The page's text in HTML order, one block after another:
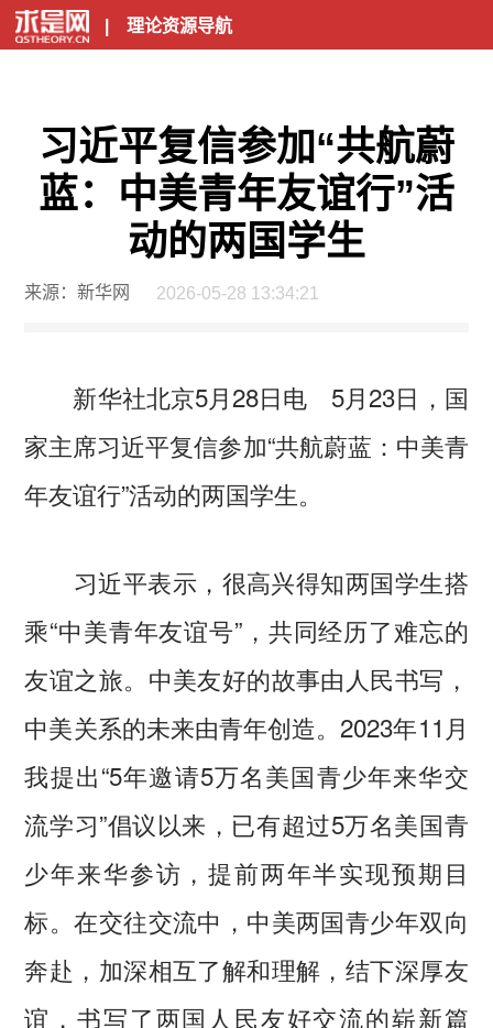
| 理论资源导航
习近平复信参加“共航蔚
蓝：中美青年友谊行”活
动的两国学生
来源：新华网 2026-05-28 13:34:21
新华社北京5月28日电 5月23日，国
家主席习近平复信参加“共航蔚蓝：中美青
年友谊行”活动的两国学生。
习近平表示，很高兴得知两国学生搭
乘“中美青年友谊号”，共同经历了难忘的
友谊之旅。中美友好的故事由人民书写，
中美关系的未来由青年创造。2023年11月
我提出“5年邀请5万名美国青少年来华交
流学习”倡议以来，已有超过5万名美国青
少年来华参访，提前两年半实现预期目
标。在交往交流中，中美两国青少年双向
奔赴，加深相互了解和理解，结下深厚友
谊，书写了两国人民友好交流的崭新篇